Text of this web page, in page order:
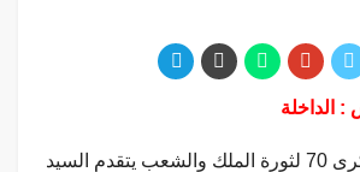
: الداخلة
والشعب يتقدم السيد